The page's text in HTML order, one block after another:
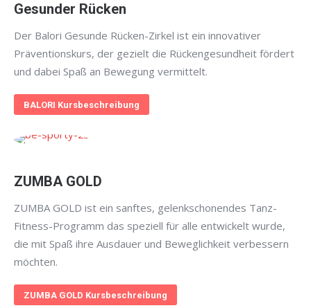
Gesunder Rücken
Der Balori Gesunde Rücken-Zirkel ist ein innovativer
Präventionskurs, der gezielt die Rückengesundheit fördert
und dabei Spaß an Bewegung vermittelt.
BALORI Kursbeschreibung
ZUMBA GOLD
ZUMBA GOLD ist ein sanftes, gelenkschonendes Tanz-
Fitness-Programm das speziell für alle entwickelt wurde,
die mit Spaß ihre Ausdauer und Beweglichkeit verbessern
möchten.
ZUMBA GOLD Kursbeschreibung